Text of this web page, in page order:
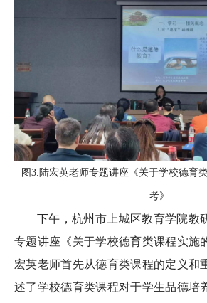
图3.陆宏英老师专题讲座《关于学校德育
考》
下午，杭州市上城区教育学院教
专题讲座《关于学校德育类课程实施
宏英老师首先从德育类课程的定义和
述了学校德育类课程对于学生品德培